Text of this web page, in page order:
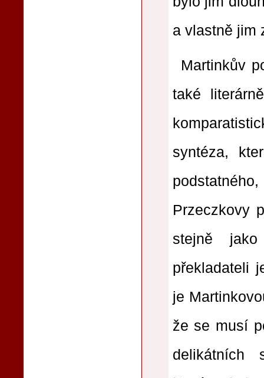
a vlastně jim
Martinkův
také
syntéza,
Przeczkovy
stejně
překladateli
je
že se musí
delikátních